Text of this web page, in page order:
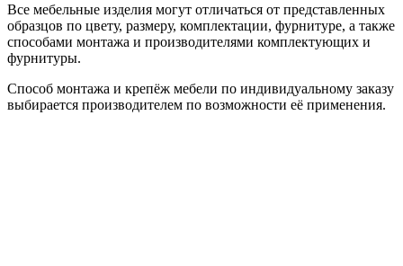
Все мебельные изделия могут отличаться от представленных
образцов по цвету, размеру, комплектации, фурнитуре, а также
способами монтажа и производителями комплектующих и
фурнитуры.
Способ монтажа и крепёж мебели по индивидуальному заказу
выбирается производителем по возможности её применения.